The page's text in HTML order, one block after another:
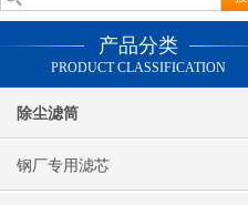
产品分类
PRODUCT CLASSIFICATION
除尘滤筒
钢厂专用滤芯